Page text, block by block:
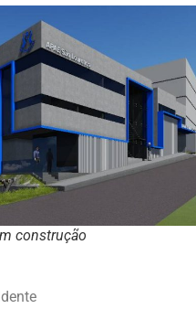
construção